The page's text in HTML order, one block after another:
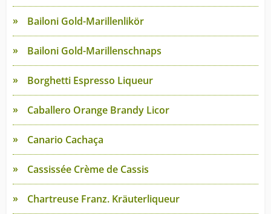
Bailoni Gold-Marillenlikör
Bailoni Gold-Marillenschnaps
Borghetti Espresso Liqueur
Caballero Orange Brandy Licor
Canario Cachaça
Cassissée Crème de Cassis
Chartreuse Franz. Kräuterliqueur